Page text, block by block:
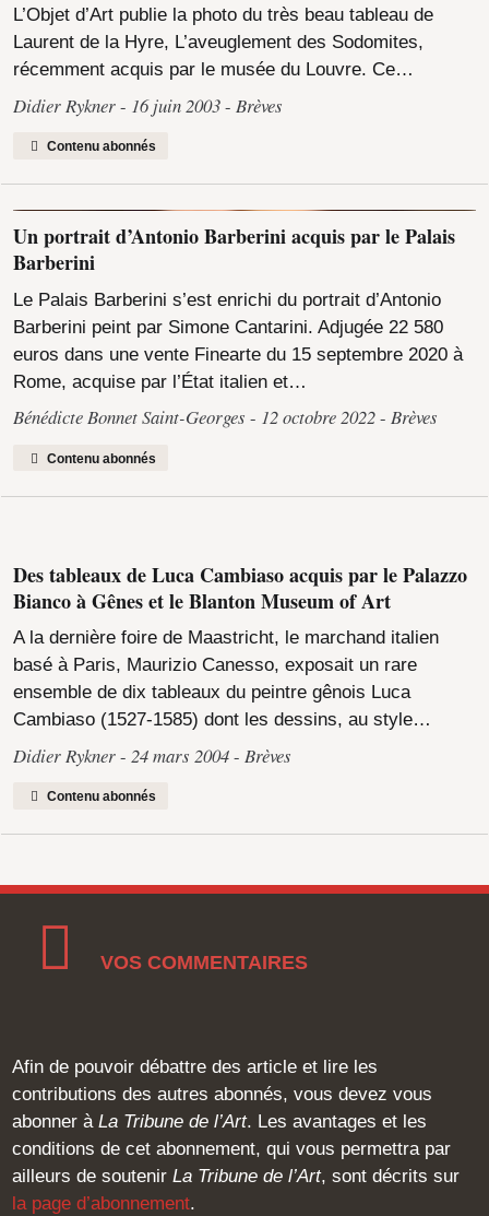
L’Objet d’Art publie la photo du très beau tableau de
Laurent de la Hyre, L’aveuglement des Sodomites,
récemment acquis par le musée du Louvre. Ce…
Didier Rykner 16 juin 2003 Brèves
Contenu abonnés
Un portrait d’Antonio Barberini acquis par le Palais
Barberini
Le Palais Barberini s’est enrichi du portrait d’Antonio
Barberini peint par Simone Cantarini. Adjugée 22 580
euros dans une vente Finearte du 15 septembre 2020 à
Rome, acquise par l’État italien et…
Bénédicte Bonnet Saint-Georges 12 octobre 2022 Brèves
Contenu abonnés
Des tableaux de Luca Cambiaso acquis par le Palazzo
Bianco à Gênes et le Blanton Museum of Art
A la dernière foire de Maastricht, le marchand italien
basé à Paris, Maurizio Canesso, exposait un rare
ensemble de dix tableaux du peintre gênois Luca
Cambiaso (1527-1585) dont les dessins, au style…
Didier Rykner 24 mars 2004 Brèves
Contenu abonnés
VOS COMMENTAIRES
Afin de pouvoir débattre des article et lire les
contributions des autres abonnés, vous devez vous
abonner àLa Tribune de l’Art. Les avantages et les
conditions de cet abonnement, qui vous permettra par
ailleurs de soutenirLa Tribune de l’Art, sont décrits sur
la page d’abonnement.